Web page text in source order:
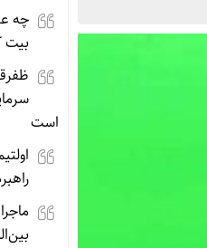
چه
بیت
است